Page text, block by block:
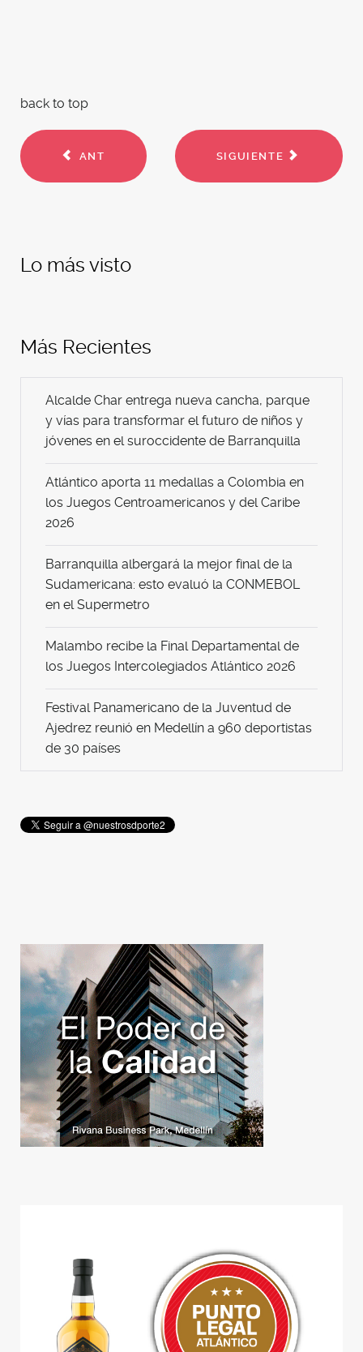
back to top
ANT SIGUIENTE
Lo más visto
Más Recientes
Alcalde Char entrega nueva cancha, parque
y vías para transformar el futuro de niños y
jóvenes en el suroccidente de Barranquilla
Atlántico aporta 11 medallas a Colombia en
los Juegos Centroamericanos y del Caribe
2026
Barranquilla albergará la mejor final de la
Sudamericana: esto evaluó la CONMEBOL
en el Supermetro
Malambo recibe la Final Departamental de
los Juegos Intercolegiados Atlántico 2026
Festival Panamericano de la Juventud de
Ajedrez reunió en Medellín a 960 deportistas
de 30 países